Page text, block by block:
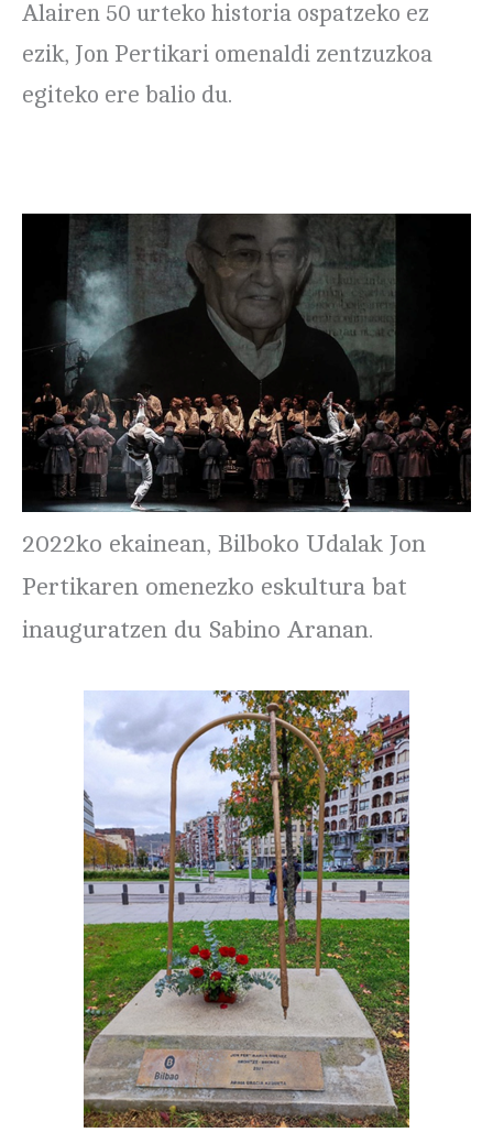
Alairen 50 urteko historia ospatzeko ez
ezik, Jon Pertikari omenaldi zentzuzkoa
egiteko ere balio du.
2022ko ekainean, Bilboko Udalak Jon
Pertikaren omenezko eskultura bat
inauguratzen du Sabino Aranan.